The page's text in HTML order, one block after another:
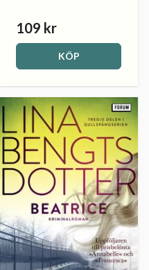
109 kr
KÖP